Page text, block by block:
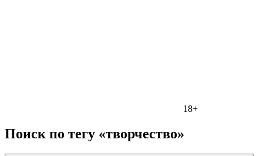
18+
Поиск по тегу «творчество»